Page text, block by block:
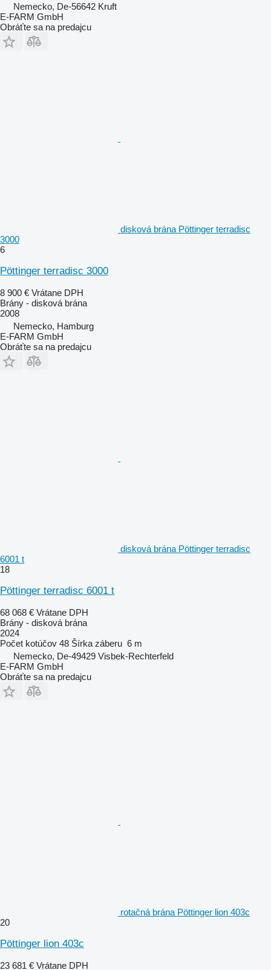
Nemecko, De-56642 Kruft
E-FARM GmbH
Obráťte sa na predajcu
disková brána Pöttinger terradisc
3000
6
Pöttinger terradisc 3000
8 900 € Vrátane DPH
Brány - disková brána
2008
Nemecko, Hamburg
E-FARM GmbH
Obráťte sa na predajcu
disková brána Pöttinger terradisc
6001 t
18
Pöttinger terradisc 6001 t
68 068 € Vrátane DPH
Brány - disková brána
2024
Počet kotúčov 48 Šírka záberu 6 m
Nemecko, De-49429 Visbek-Rechterfeld
E-FARM GmbH
Obráťte sa na predajcu
rotačná brána Pöttinger lion 403c
20
Pöttinger lion 403c
23 681 € Vrátane DPH